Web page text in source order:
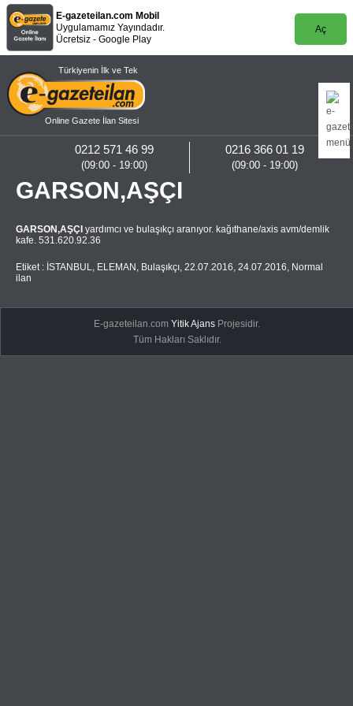
E-gazeteilan.com Mobil
Uygulamamız Yayındadır.
Ücretsiz - Google Play
Aç
Türkiyenin İlk ve Tek
Online Gazete İlan Sitesi
0216 366 01 19
(09:00 - 19:00)
0212 571 46 99
(09:00 - 19:00)
GARSON,AŞÇI
GARSON,AŞÇI yardımcı ve bulaşıkçı aranıyor. kağıthane/axis avm/demlik
kafe. 531.620.92.36
Etiket : İSTANBUL, ELEMAN , Bulaşıkçı, 22.07.2016, 24.07.2016, Normal
ilan
E-gazeteilan.comYitik Ajans Projesidir.
Tüm Hakları Saklıdır.